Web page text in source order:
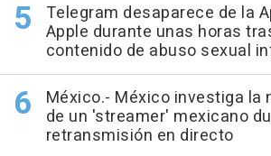
Telegram desaparece de la
Apple durante unas horas
contenido de abuso sexual
México.- México investiga la
de un 'streamer' mexicano
retransmisión en directo